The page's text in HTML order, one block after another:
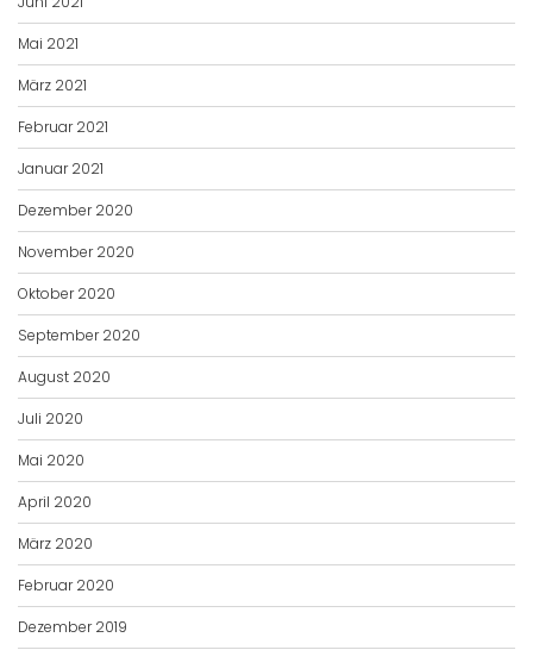
Mai 2021
März 2021
Februar 2021
Januar 2021
Dezember 2020
November 2020
Oktober 2020
September 2020
August 2020
Juli 2020
Mai 2020
April 2020
März 2020
Februar 2020
Dezember 2019